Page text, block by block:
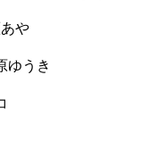
あや
ゆうき